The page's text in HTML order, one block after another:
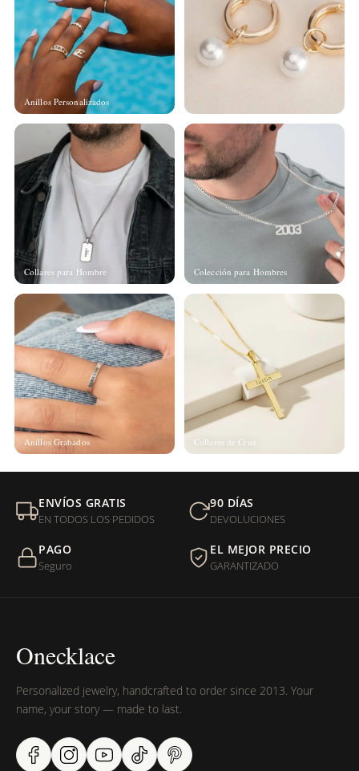
Anillos Personalizados
Collares para Hombre Colección para Hombres
Anillos Grabados Collares de Cruz
ENVÍOS GRATIS
EN TODOS LOS PEDIDOS
90 DÍAS
DEVOLUCIONES
PAGO
Seguro
EL MEJOR PRECIO
GARANTIZADO
Onecklace
Personalized jewelry, handcrafted to order since 2013. Your
name, your story — made to last.